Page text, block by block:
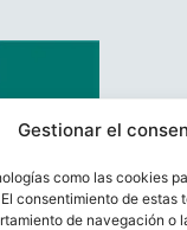
Gestionar el
como las cookies
consentimiento de estas
de navegación o